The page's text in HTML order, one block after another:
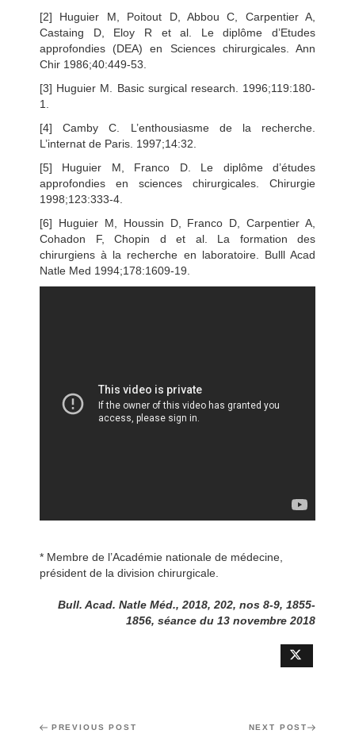
[2] Huguier M, Poitout D, Abbou C, Carpentier A,
Castaing D, Eloy R et al. Le diplôme d’Etudes
approfondies (DEA) en Sciences chirurgicales. Ann
Chir 1986;40:449-53.
[3] Huguier M. Basic surgical research. 1996;119:180-
1.
[4] Camby C. L’enthousiasme de la recherche.
L’internat de Paris. 1997;14:32.
[5] Huguier M, Franco D. Le diplôme d’études
approfondies en sciences chirurgicales. Chirurgie
1998;123:333-4.
[6] Huguier M, Houssin D, Franco D, Carpentier A,
Cohadon F, Chopin d et al. La formation des
chirurgiens à la recherche en laboratoire. Bulll Acad
Natle Med 1994;178:1609-19.
* Membre de l’Académie nationale de médecine,
président de la division chirurgicale.
Bull. Acad. Natle Méd., 2018, 202, nos 8-9, 1855-
1856, séance du 13 novembre 2018
Post
Previous
PREVIOUS POST
Next
NEXT POST